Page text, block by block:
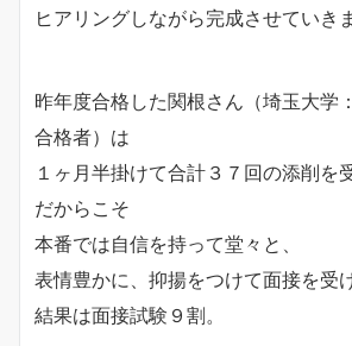
ヒアリングしながら完成させていき
昨年度合格した関根さん（埼玉大学
合格者）は
１ヶ月半掛けて合計３７回の添削を
だからこそ
本番では自信を持って堂々と、
表情豊かに、抑揚をつけて面接を受
結果は面接試験９割。